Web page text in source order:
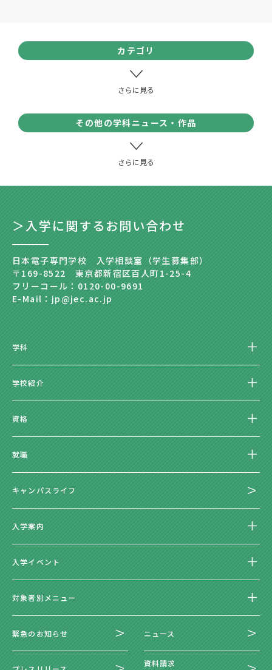
カテゴリ
その他の学科ニュース・作品
＞入学に関するお問い合わせ
日本電子専門学校 入学相談室（学生募集部）
〒169-8522 東京都新宿区百人町1-25-4
フリーコール：0120-00-9691
E-Mail：jp@jec.ac.jp
学科
学校紹介
資格
就職
キャンパスライフ
入学案内
入学イベント
対象者別メニュー
緊急のお知らせ ニュース
資料請求